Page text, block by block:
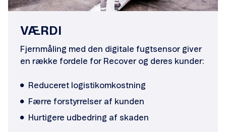
VÆRDI
Fjernmåling med den digitale fugtsensor giver
en række fordele for Recover og deres kunder:
Reduceret logistikomkostning
Færre forstyrrelser af kunden
Hurtigere udbedring af skaden